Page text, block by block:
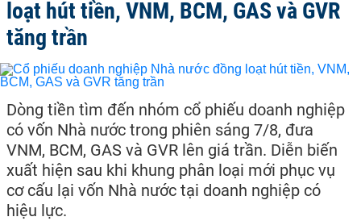
loạt hút tiền, VNM, BCM, GAS và GVR
tăng trần
Dòng tiền tìm đến nhóm cổ phiếu doanh nghiệp
có vốn Nhà nước trong phiên sáng 7/8, đưa
VNM, BCM, GAS và GVR lên giá trần. Diễn biến
xuất hiện sau khi khung phân loại mới phục vụ
cơ cấu lại vốn Nhà nước tại doanh nghiệp có
hiệu lực.